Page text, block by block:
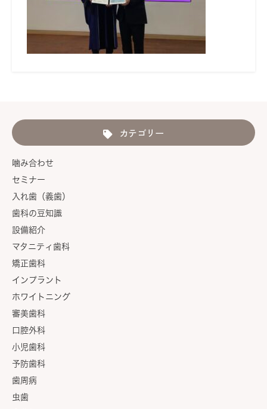
カテゴリー
噛み合わせ
セミナー
入れ歯（義歯）
歯科の豆知識
設備紹介
マタニティ歯科
矯正歯科
インプラント
ホワイトニング
審美歯科
口腔外科
小児歯科
予防歯科
歯周病
虫歯